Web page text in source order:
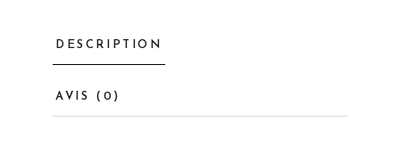
DESCRIPTION
AVIS (0)